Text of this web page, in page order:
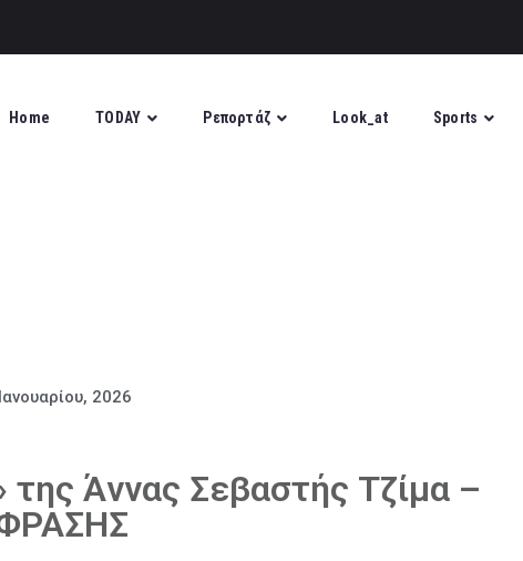
Home TODAY Ρεπορτάζ Look_at Sports
2026
Άννας Σεβαστής Τζίμα –